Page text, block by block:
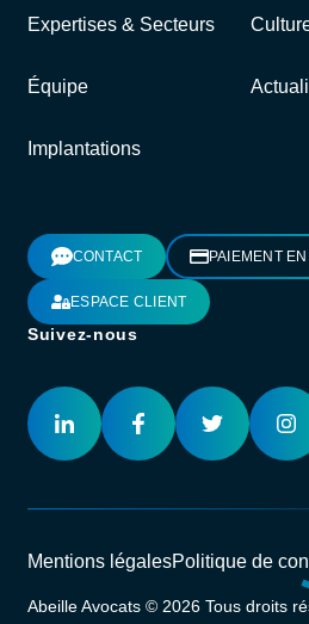
Expertises & Secteurs
Équipe
Implantations
CONTACT PAIEMENT
ESPACE CLIENT
Suivez-nous
Mentions légalesPolitique de
Abeille Avocats © 2026 Tous droits